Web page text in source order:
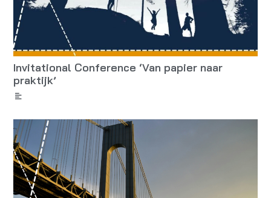
Invitational Conference ‘Van papier naar
praktijk’